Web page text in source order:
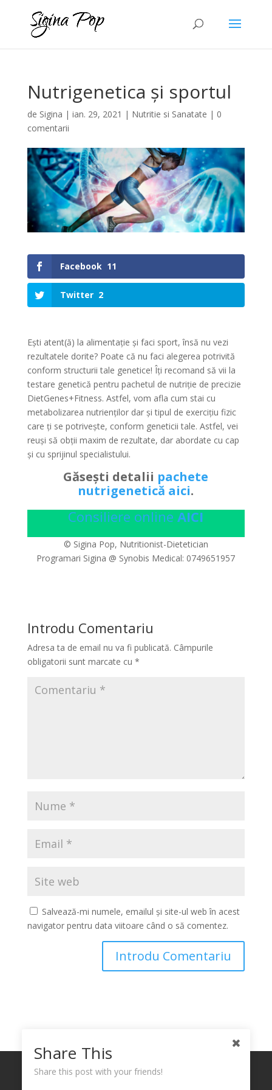
Nutrigenetica și sportul
de Sigina | ian. 29, 2021 | Nutritie si Sanatate | 0
comentarii
Facebook 11
Twitter 2
Ești atent(ă) la alimentație și faci sport, însă nu vezi
rezultatele dorite? Poate că nu faci alegerea potrivită
conform structurii tale genetice! Îți recomand să vii la
testare genetică pentru pachetul de nutriție de precizie
DietGenes+Fitness. Astfel, vom afla cum stai cu
metabolizarea nutrienților dar și tipul de exercițiu fizic
care ți se potrivește, conform geneticii tale. Astfel, vei
reuși să obții maxim de rezultate, dar abordate cu cap
și cu sprijinul specialistului.
Găsești detalii pachete
nutrigenetică aici.
Consiliere onlineAICI
© Sigina Pop, Nutritionist-Dietetician
Programari Sigina @ Synobis Medical: 0749651957
Introdu Comentariu
Adresa ta de email nu va fi publicată. Câmpurile
obligatorii sunt marcate cu *
Salvează-mi numele, emailul și site-ul web în acest
navigator pentru data viitoare când o să comentez.
Politica de confidențialitate
Termeni și Condiții privind Utilizarea Link-urilor
Share This
Share this post with your friends!